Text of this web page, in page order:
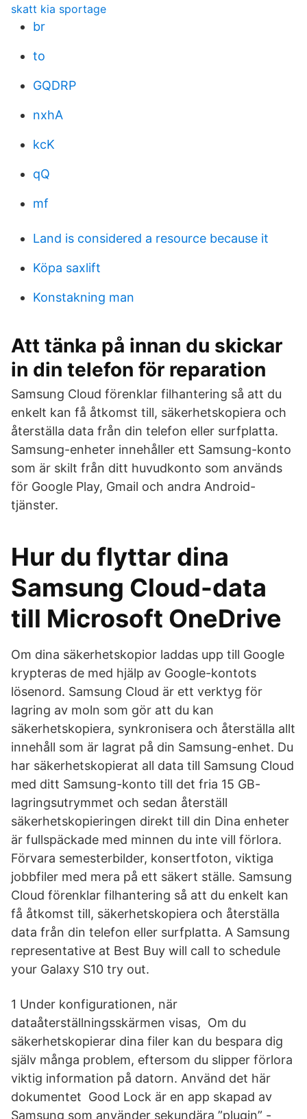
skatt kia sportage
br
to
GQDRP
nxhA
kcK
qQ
mf
Land is considered a resource because it
Köpa saxlift
Konstakning man
Att tänka på innan du skickar
in din telefon för reparation
Samsung Cloud förenklar filhantering så att du
enkelt kan få åtkomst till, säkerhetskopiera och
återställa data från din telefon eller surfplatta.
Samsung-enheter innehåller ett Samsung-konto
som är skilt från ditt huvudkonto som används
för Google Play, Gmail och andra Android-
tjänster.
Hur du flyttar dina
Samsung Cloud-data
till Microsoft OneDrive
Om dina säkerhetskopior laddas upp till Google
krypteras de med hjälp av Google-kontots
lösenord. Samsung Cloud är ett verktyg för
lagring av moln som gör att du kan
säkerhetskopiera, synkronisera och återställa allt
innehåll som är lagrat på din Samsung-enhet. Du
har säkerhetskopierat all data till Samsung Cloud
med ditt Samsung-konto till det fria 15 GB-
lagringsutrymmet och sedan återställ
säkerhetskopieringen direkt till din Dina enheter
är fullspäckade med minnen du inte vill förlora.
Förvara semesterbilder, konsertfoton, viktiga
jobbfiler med mera på ett säkert ställe. Samsung
Cloud förenklar filhantering så att du enkelt kan
få åtkomst till, säkerhetskopiera och återställa
data från din telefon eller surfplatta. A Samsung
representative at Best Buy will call to schedule
your Galaxy S10 try out.
1 Under konfigurationen, när
dataåterställningsskärmen visas, Om du
säkerhetskopierar dina filer kan du bespara dig
själv många problem, eftersom du slipper förlora
viktig information på datorn. Använd det här
dokumentet Good Lock är en app skapad av
Samsung som använder sekundära ”plugin” -